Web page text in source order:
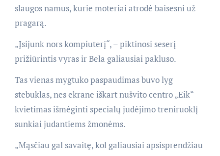
slaugos namus, kurie moteriai atrodė baisesni už
pragarą.
„Įsijunk nors kompiuterį“, – piktinosi seserį
prižiūrintis vyras ir Bela galiausiai pakluso.
Tas vienas mygtuko paspaudimas buvo lyg
stebuklas, nes ekrane iškart nušvito centro „Eik“
kvietimas išmėginti specialų judėjimo treniruoklį
sunkiai judantiems žmonėms.
„Mąsčiau gal savaitę, kol galiausiai apsisprendžiau